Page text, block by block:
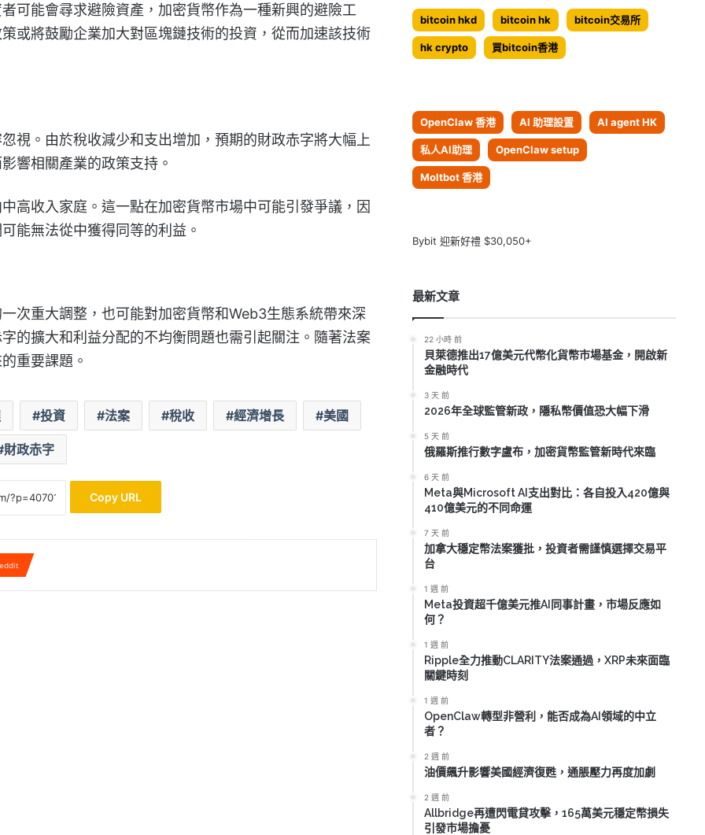
可能會尋求避險資產，加密貨幣作為一種新興的避險工
或將鼓勵企業加大對區塊鏈技術的投資，從而加速該技術
視。由於稅收減少和支出增加，預期的財政赤字將大幅上
響相關產業的政策支持。
高收入家庭。這一點在加密貨幣市場中可能引發爭議，因
能無法從中獲得同等的利益。
次重大調整，也可能對加密貨幣和Web3生態系統帶來深
的擴大和利益分配的不均衡問題也需引起關注。隨著法案
重要課題。
投資 法案 稅收 經濟增長 美國
財政赤字
Copy URL
bitcoin hkd bitcoin hk bitcoin交易所
hk crypto 買bitcoin香港
OpenClaw 香港 AI 助理設置 AI agent HK
私人AI助理 OpenClaw setup
Moltbot 香港
Bybit 迎新好禮 $30,050+
最新文章
22 小時 前
貝萊德推出17億美元代幣化貨幣市場基金，開啟新
金融時代
3 天 前
2026年全球監管新政，隱私幣價值恐大幅下滑
5 天 前
俄羅斯推行數字盧布，加密貨幣監管新時代來臨
6 天 前
Meta與Microsoft AI支出對比：各自投入420億與
410億美元的不同命運
7 天 前
加拿大穩定幣法案獲批，投資者需謹慎選擇交易平
台
1 週 前
Meta投資超千億美元推AI同事計畫，市場反應如
何？
1 週 前
Ripple全力推動CLARITY法案通過，XRP未來面臨
關鍵時刻
1 週 前
OpenClaw轉型非營利，能否成為AI領域的中立
者？
2 週 前
油價飆升影響美國經濟復甦，通脹壓力再度加劇
2 週 前
Allbridge再遭閃電貸攻擊，165萬美元穩定幣損失
引發市場擔憂